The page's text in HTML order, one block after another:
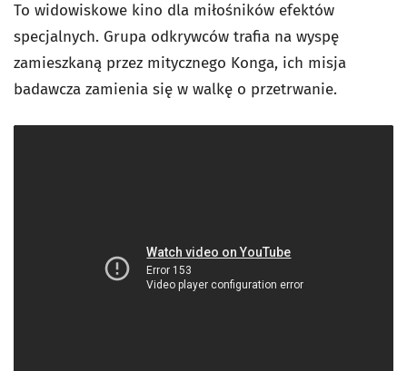
To widowiskowe kino dla miłośników efektów
specjalnych. Grupa odkrywców trafia na wyspę
zamieszkaną przez mitycznego Konga, ich misja
badawcza zamienia się w walkę o przetrwanie.